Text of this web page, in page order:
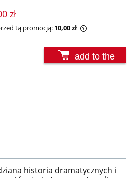
zł
tą promocją: 10,00 zł
30 dni,
momentu,
sprzedaży.
add to the
historia dramatycznych i